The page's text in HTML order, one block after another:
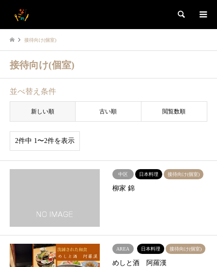
検索
接待向け(個室)
接待向け(個室)
並べ替え条件
新しい順 古い順 閲覧数順
2件中 1〜2件を表示
中区 日本料理 接待向け(個室)
柳家 錦
AREA 日本料理 接待向け(個室)
めしと酒 阿羅漢